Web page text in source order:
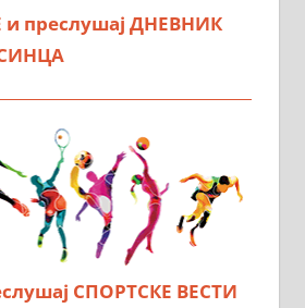
преслушај ДНЕВНИК
СПОРТСКЕ ВЕСТИ